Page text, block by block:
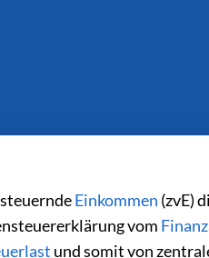
Einkommen (zvE)
vom
und somit von